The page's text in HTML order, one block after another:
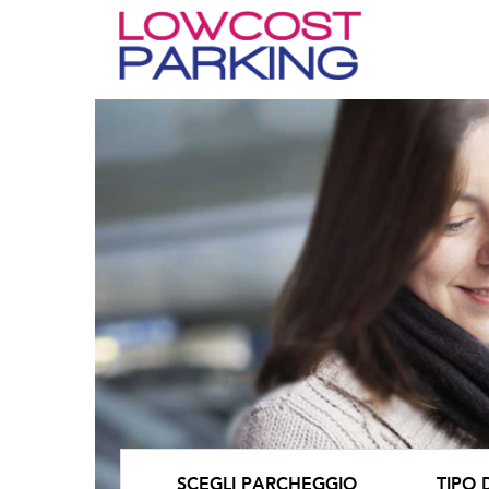
SCEGLI PARCHEGGIO TIPO